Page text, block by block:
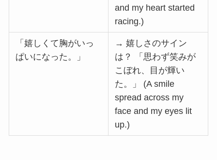
and my heart started
racing.)
「嬉しくて胸がいっ
ぱいになった。」
→ 嬉しさのサイン
は？ 「思わず笑みが
こぼれ、目が輝い
た。」 (A smile
spread across my
face and my eyes lit
up.)